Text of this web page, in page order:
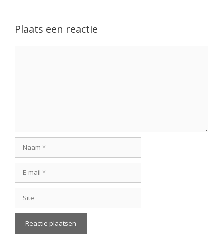
Plaats een reactie
mail